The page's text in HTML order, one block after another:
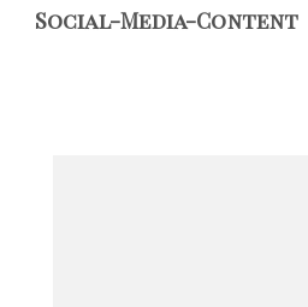
Social-Media-Content